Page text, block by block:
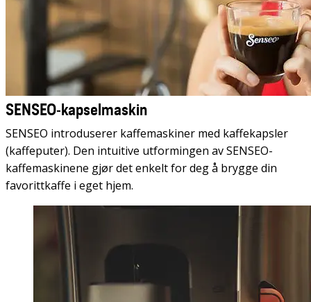
SENSEO-kapselmaskin
SENSEO introduserer kaffemaskiner med kaffekapsler
(kaffeputer). Den intuitive utformingen av SENSEO-
kaffemaskinene gjør det enkelt for deg å brygge din
favorittkaffe i eget hjem.